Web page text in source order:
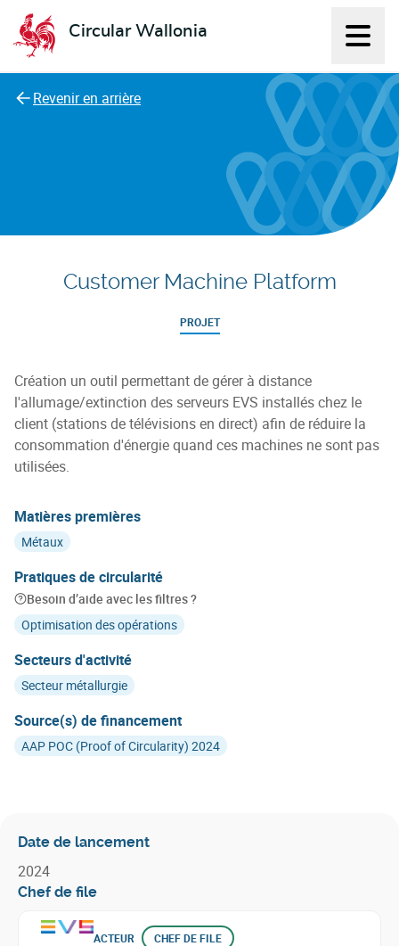
Circular Wallonia
L'économie circulaire
Revenir en arrière
Customer Machine Platform
PROJET
Création un outil permettant de gérer à distance
l'allumage/extinction des serveurs EVS installés chez le
client (stations de télévisions en direct) afin de réduire la
consommation d'énergie quand ces machines ne sont pas
utilisées.
Matières premières
Métaux
Pratiques de circularité
Besoin d’aide avec les filtres ?
Optimisation des opérations
Secteurs d'activité
Secteur métallurgie
Source(s) de financement
AAP POC (Proof of Circularity) 2024
Date de lancement
2024
Chef de file
ACTEUR CHEF DE FILE